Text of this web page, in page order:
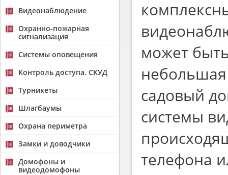
Видеонаблюдение
Охранно-пожарная
сигнализация
Системы оповещения
Контроль доступа. СКУД
Турникеты
Шлагбаумы
Охрана периметра
Замки и доводчики
Домофоны и
видеодомофоны
может
садовый
системы
телефона